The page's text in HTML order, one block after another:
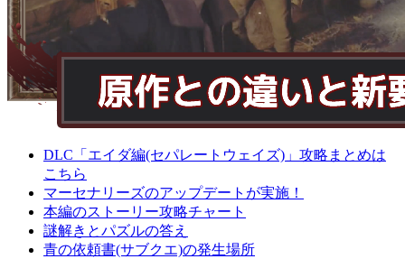
DLC「エイダ編(セパレートウェイズ)」攻略まとめは
こちら
マーセナリーズのアップデートが実施！
本編のストーリー攻略チャート
謎解きとパズルの答え
青の依頼書(サブクエ)の発生場所